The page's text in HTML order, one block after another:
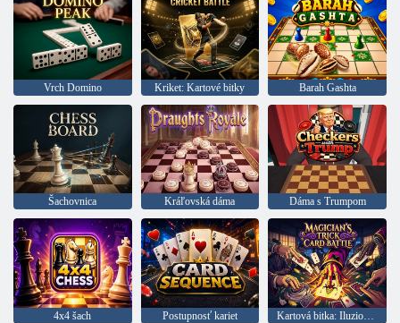
Vrch Domino Kriket: Kartové bitky Barah Gashta
Šachovnica Kráľovská dáma Dáma s Trumpom
4x4 šach Postupnosť kariet Kartová bitka: Iluzionistove triky